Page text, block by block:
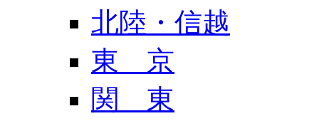
北陸・信越
東 京
関 東